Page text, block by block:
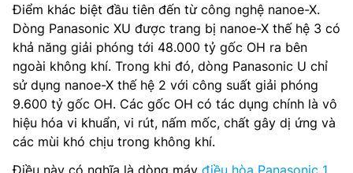
Điểm khác biệt đầu tiên đến từ công nghệ nanoe-X.
Dòng Panasonic XU được trang bị nanoe-X thế hệ 3 có
khả năng giải phóng tới 48.000 tỷ gốc OH ra bên
ngoài không khí. Trong khi đó, dòng Panasonic U chỉ
sử dụng nanoe-X thế hệ 2 với công suất giải phóng
9.600 tỷ gốc OH. Các gốc OH có tác dụng chính là vô
hiệu hóa vi khuẩn, vi rút, nấm mốc, chất gây dị ứng và
các mùi khó chịu trong không khí.
Điều này có nghĩa là dòng máy điều hòa Panasonic 1